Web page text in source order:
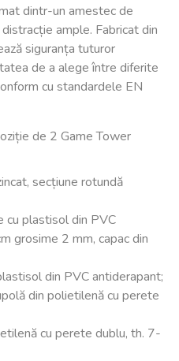
dintr-un amestec de
ample. Fabricat din
siguranța tuturor
de a alege între diferite
cu standardele EN
de 2 Game Tower
secțiune rotundă
plastisol din PVC
grosime 2 mm, capac din
din PVC antiderapant;
din polietilenă cu perete
cu perete dublu, th. 7-